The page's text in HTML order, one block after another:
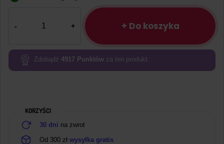
WROOM-
32U
przewodem
USB
+ Do koszyka
Zdobądź 4917 Punktów za ten produkt.
KORZYŚCI
30 dni na zwrot
Od 300 zł wysyłka gratis